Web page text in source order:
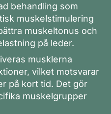
behandling som
muskelstimulering
muskeltonus och
på leder.
musklerna
vilket motsvarar
på kort tid. Det gör
muskelgrupper